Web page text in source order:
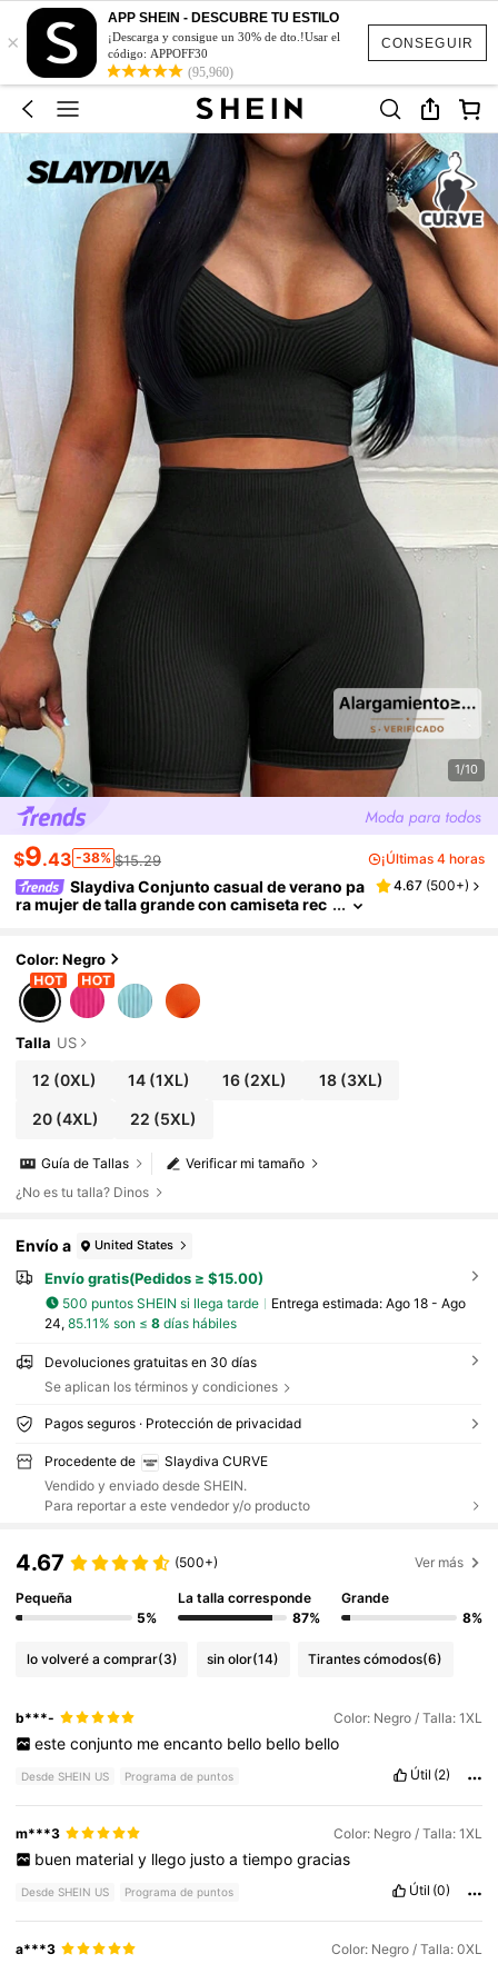
CONSEGUIR
×
APP SHEIN - DESCUBRE TU ESTILO
¡Descarga y consigue un 30% de dto.!Usar el
código: APPOFF30
(95,960)
1/10
$9.43 -38% $15.29 ¡Últimas 4 horas
Slaydiva Conjunto casual de verano pa
ra mujer de talla grande con camiseta rec
4.67 (500+)
Color: Negro
Talla US
12 (0XL) 14 (1XL) 16(2XL) 18(3XL)
20(4XL) 22 (5XL)
Verificar mi tamaño
Guía de Tallas
¿No es tu talla? Dinos
Envío a United States
Envío gratis(Pedidos ≥ $15.00)
500 puntos SHEIN si llega tarde Entrega estimada: Ago 18 - Ago
24, 85.11% son ≤ 8días hábiles
Devoluciones gratuitas en 30 días
Se aplican los términos y condiciones
Pagos seguros · Protección de privacidad
Procedente de
Slaydiva CURVE
Vendido y enviado desde SHEIN.
Para reportar a este vendedor y/o producto
4.67 (500+) Ver más
Pequeña
5%
La talla corresponde
87%
Grande
8%
lo volveré a comprar(3) sin olor(14) Tirantes cómodos(6)
b***- Color: Negro / Talla: 1XL
este conjunto me encanto bello bello bello
Desde SHEIN US Programa de puntos Útil (2)
m***3 Color: Negro / Talla: 1XL
buen material y llego justo a tiempo gracias
Desde SHEIN US Programa de puntos Útil (0)
a***3 Color: Negro / Talla: 0XL